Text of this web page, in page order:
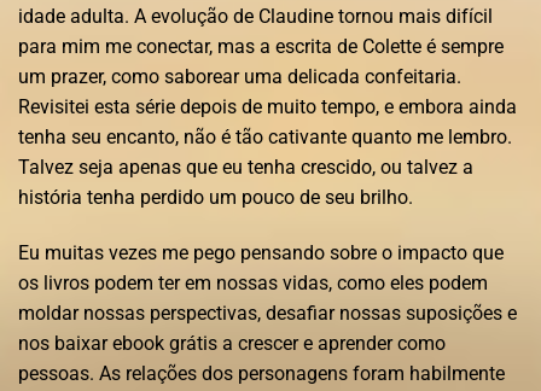
idade adulta. A evolução de Claudine tornou mais difícil
para mim me conectar, mas a escrita de Colette é sempre
um prazer, como saborear uma delicada confeitaria.
Revisitei esta série depois de muito tempo, e embora ainda
tenha seu encanto, não é tão cativante quanto me lembro.
Talvez seja apenas que eu tenha crescido, ou talvez a
história tenha perdido um pouco de seu brilho.
Eu muitas vezes me pego pensando sobre o impacto que
os livros podem ter em nossas vidas, como eles podem
moldar nossas perspectivas, desafiar nossas suposições e
nos baixar ebook grátis a crescer e aprender como
pessoas. As relações dos personagens foram habilmente